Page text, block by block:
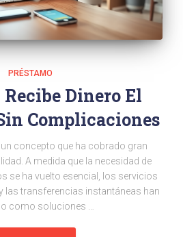
PRÉSTAMO
Dinero El
Complicaciones
concepto que ha cobrado gran
A medida que la necesidad de
se ha vuelto esencial, los servicios
las transferencias instantáneas han
como soluciones …